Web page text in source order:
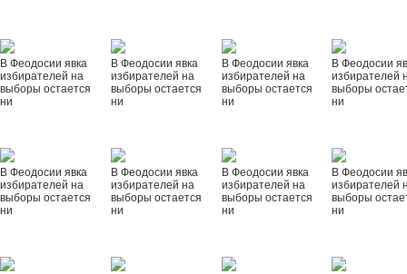
В Феодосии явка
избирателей на
выборы остается
ни
В Феодосии явка
избирателей на
выборы остается
ни
В Феодосии явка
избирателей на
выборы остается
ни
В Феодосии
избирателей
выборы
ни
В Феодосии явка
избирателей на
выборы остается
ни
В Феодосии явка
избирателей на
выборы остается
ни
В Феодосии явка
избирателей на
выборы остается
ни
В Феодосии
избирателей
выборы
ни